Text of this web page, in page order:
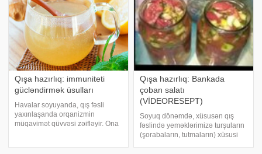
Qışa hazırlıq: immuniteti
gücləndirmək üsulları
Havalar soyuyanda, qış fəsli
yaxınlaşanda orqanizmin
müqavimət qüvvəsi zəifləyir. Ona
Qışa hazırlıq: Bankada
çoban salatı
(VİDEORESEPT)
Soyuq dönəmdə, xüsusən qış
fəslində yeməklərimizə turşuların
(şorabaların, tutmaların) xüsusi